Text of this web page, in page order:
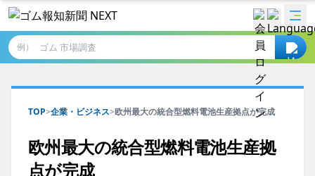
例）
TOP>企業・ビジネス>欧州最大の統合型燃料電池生産拠点が完成
欧州最大の統合型燃料電池生産拠
点が完成